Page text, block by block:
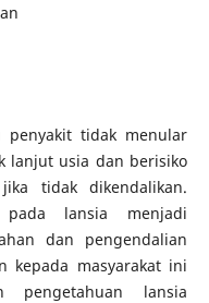
penyakit tidak menular
lanjut usia dan berisiko
tidak dikendalikan.
pada lansia menjadi
dan pengendalian
kepada masyarakat ini
pengetahuan lansia